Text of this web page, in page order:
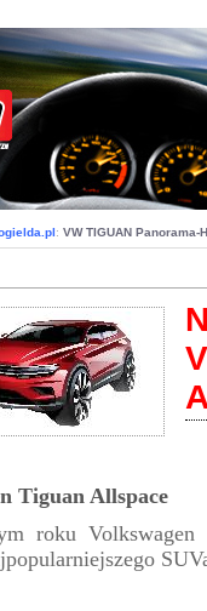
: VW TIGUAN Panorama-
Tiguan Allspace
roku